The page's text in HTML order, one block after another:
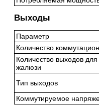
Выходы
Параметр
Количество
Количество выходов
жалюзи
Тип выходов
Коммутируемое